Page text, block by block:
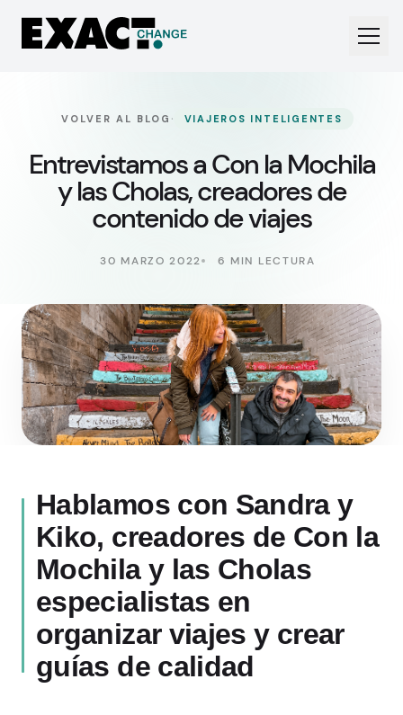
VOLVER AL BLOG · VIAJEROS INTELIGENTES
Entrevistamos a Con la Mochila
y las Cholas, creadores de
contenido de viajes
30 MARZO 2022 6 MIN LECTURA
Hablamos con Sandra y
Kiko, creadores de Con la
Mochila y las Cholas
especialistas en
organizar viajes y crear
guías de calidad